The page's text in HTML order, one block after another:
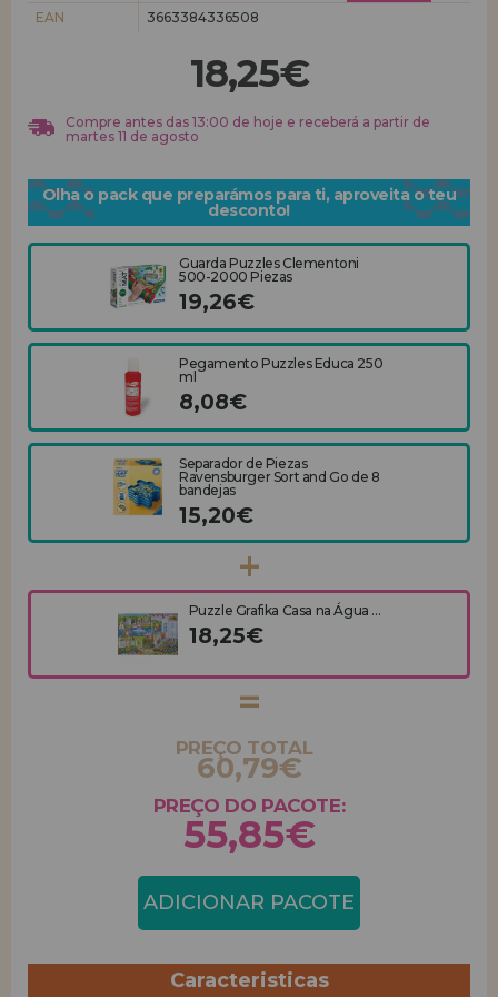
EAN
3663384336508
18,25€
Compre antes das 13:00 de hoje e receberá a partir de
martes 11 de agosto
Olha o pack que preparámos para ti, aproveita o teu
desconto!
Guarda Puzzles Clementoni
500-2000 Piezas
19,26€
Pegamento Puzzles Educa 250
ml
8,08€
Separador de Piezas
Ravensburger Sort and Go de 8
bandejas
15,20€
Puzzle Grafika Casa na Água ...
18,25€
PREÇO TOTAL
60,79€
PREÇO DO PACOTE:
55,85€
ADICIONAR PACOTE
Caracteristicas